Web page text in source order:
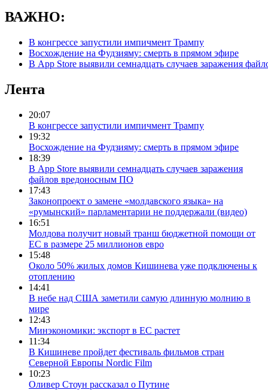
ВАЖНО:
В конгрессе запустили импичмент Трампу
Восхождение на Фудзияму: смерть в прямом эфире
В App Store выявили семнадцать случаев заражения
Лента
20:07
В конгрессе запустили импичмент Трампу
19:32
Восхождение на Фудзияму: смерть в прямом эфире
18:39
В App Store выявили семнадцать случаев заражения
файлов вредоносным ПО
17:43
Законопроект о замене «молдавского языка» на
«румынский» парламентарии не поддержали (видео)
16:51
Молдова получит новый транш бюджетной помощи от
ЕС в размере 25 миллионов евро
15:48
Около 50% жилых домов Кишинева уже подключены к
отоплению
14:41
В небе над США заметили самую длинную молнию в
мире
12:43
Минэкономики: экспорт в ЕС растет
11:34
В Кишиневе пройдет фестиваль фильмов стран
Северной Европы Nordic Film
10:23
Оливер Стоун рассказал о Путине